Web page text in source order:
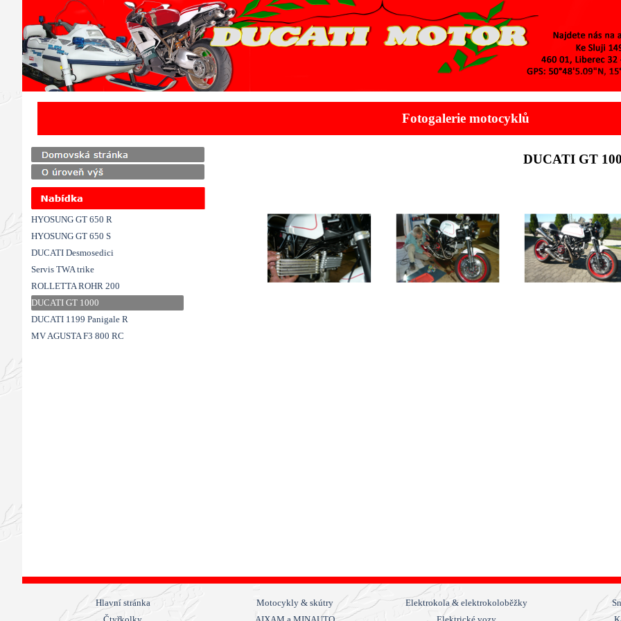
Fotogalerie motocyklů
DUCATI GT
HYOSUNG GT 650 R
HYOSUNG GT 650 S
DUCATI Desmosedici
Servis TWA trike
ROLLETTA ROHR 200
DUCATI GT 1000
DUCATI 1199 Panigale R
MV AGUSTA F3 800 RC
Přeskočit menu
Hlavní stránka Motocykly & skútry Elektrokola & elektrokoloběžky